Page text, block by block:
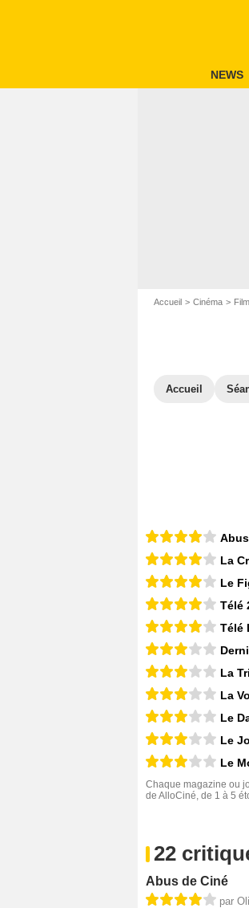
NEWS
Accueil Cinéma
Accueil
La
Le
Télé
Télé
La
La
Le
Le
Le
Chaque magazine ou
de AlloCiné, de 1 à 5
22
Abus de Ciné
par